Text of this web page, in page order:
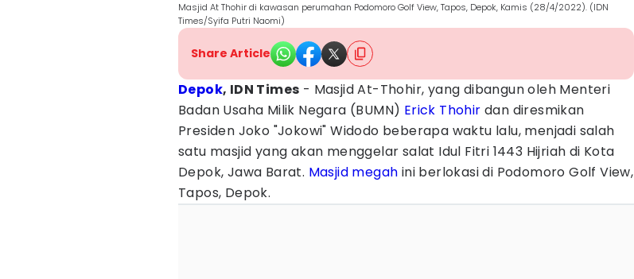
Masjid At Thohir di kawasan perumahan Podomoro Golf View, Tapos, Depok, Kamis (28/4/2022). (IDN
Times/Syifa Putri Naomi)
Share Article
Depok, IDN Times - Masjid At-Thohir, yang dibangun oleh Menteri
Badan Usaha Milik Negara (BUMN) Erick Thohir dan diresmikan
Presiden Joko "Jokowi" Widodo beberapa waktu lalu, menjadi salah
satu masjid yang akan menggelar salat Idul Fitri 1443 Hijriah di Kota
Depok, Jawa Barat. Masjid megah ini berlokasi di Podomoro Golf View,
Tapos, Depok.